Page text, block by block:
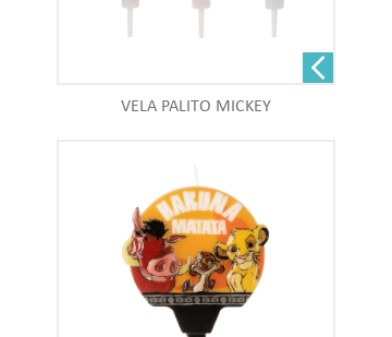
VELA PALITO MICKEY